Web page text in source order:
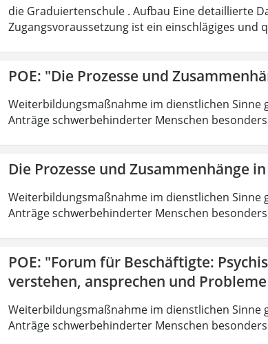
die Graduiertenschule . Aufbau Eine detaillierte
Zugangsvoraussetzung ist ein einschlägiges und
POE: "Die Prozesse und
Weiterbildungsmaßnahme im dienstlichen
Anträge schwerbehinderter Menschen
Die Prozesse und Zusammenhänge
Weiterbildungsmaßnahme im dienstlichen
Anträge schwerbehinderter Menschen
POE: "Forum für Beschäftigte:
verstehen, ansprechen und
Weiterbildungsmaßnahme im dienstlichen
Anträge schwerbehinderter Menschen